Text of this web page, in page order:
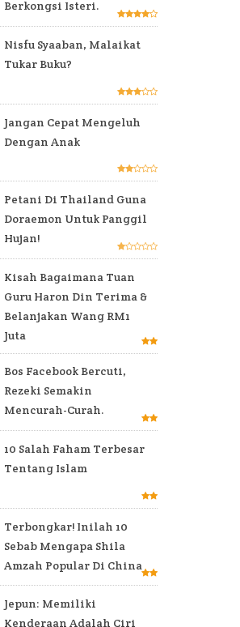
Berkongsi Isteri.
Nisfu Syaaban, Malaikat
Tukar Buku?
Jangan Cepat Mengeluh
Dengan Anak
Petani Di Thailand Guna
Doraemon Untuk Panggil
Hujan!
Kisah Bagaimana Tuan
Guru Haron Din Terima &
Belanjakan Wang RM1
Juta
Bos Facebook Bercuti,
Rezeki Semakin
Mencurah-Curah.
10 Salah Faham Terbesar
Tentang Islam
Terbongkar! Inilah 10
Sebab Mengapa Shila
Amzah Popular Di China
Jepun: Memiliki
Kenderaan Adalah Ciri